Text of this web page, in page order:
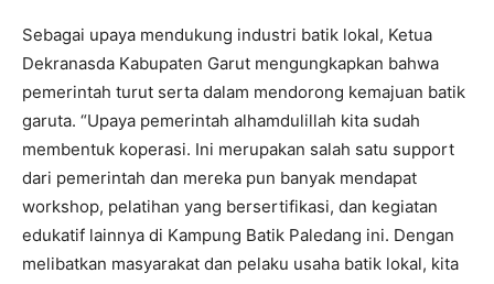
Sebagai upaya mendukung industri batik lokal, Ketua
Dekranasda Kabupaten Garut mengungkapkan bahwa
pemerintah turut serta dalam mendorong kemajuan batik
garuta. “Upaya pemerintah alhamdulillah kita sudah
membentuk koperasi. Ini merupakan salah satu support
dari pemerintah dan mereka pun banyak mendapat
workshop, pelatihan yang bersertifikasi, dan kegiatan
edukatif lainnya di Kampung Batik Paledang ini. Dengan
melibatkan masyarakat dan pelaku usaha batik lokal, kita